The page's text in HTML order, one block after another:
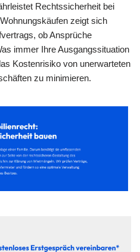
Rechtssicherheit bei
zeigt sich
ob Ansprüche
immer Ihre Ausgangssituation
Kostenrisiko von unerwarteten
zu minimieren.